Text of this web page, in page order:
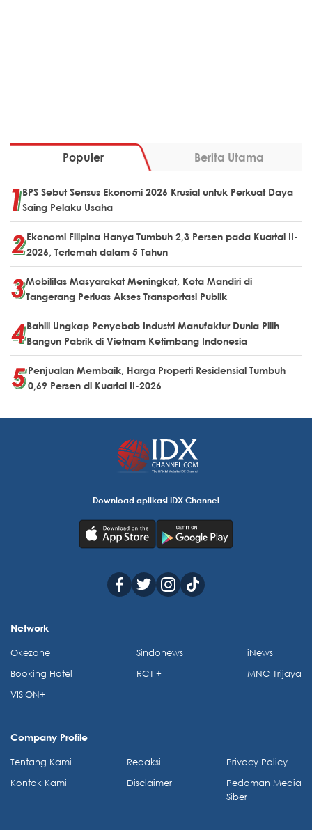
Populer Berita Utama
BPS Sebut Sensus Ekonomi 2026 Krusial untuk Perkuat Daya
Saing Pelaku Usaha
Ekonomi Filipina Hanya Tumbuh 2,3 Persen pada Kuartal II-
2026, Terlemah dalam 5 Tahun
Mobilitas Masyarakat Meningkat, Kota Mandiri di
Tangerang Perluas Akses Transportasi Publik
Bahlil Ungkap Penyebab Industri Manufaktur Dunia Pilih
Bangun Pabrik di Vietnam Ketimbang Indonesia
Penjualan Membaik, Harga Properti Residensial Tumbuh
0,69 Persen di Kuartal II-2026
Download aplikasi IDX Channel
Network
Okezone
Booking Hotel
VISION+
Sindonews
RCTI+
iNews
MNC Trijaya
Company Profile
Tentang Kami
Kontak Kami
Redaksi
Disclaimer
Privacy Policy
Pedoman Media
Siber